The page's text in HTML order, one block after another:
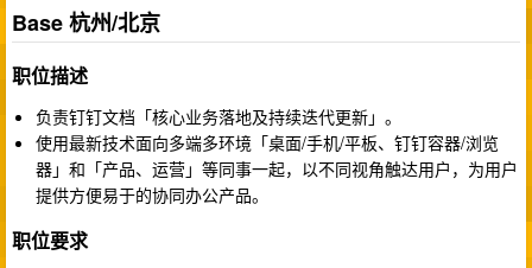
Base 杭州/北京
职位描述
负责钉钉文档「核心业务落地及持续迭代更新」。
使用最新技术面向多端多环境「桌面/手机/平板、钉钉容器/浏览
器」和「产品、运营」等同事一起，以不同视角触达用户，为用户
提供方便易于的协同办公产品。
职位要求​​